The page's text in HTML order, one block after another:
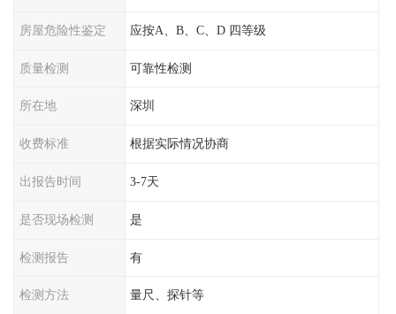
房屋危险性鉴定 应按A、B、C、D 四等级
质量检测 可靠性检测
所在地 深圳
收费标准 根据实际情况协商
出报告时间 3-7天
是否现场检测 是
检测报告 有
检测方法 量尺、探针等